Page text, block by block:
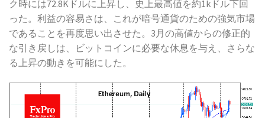
ク時には72.8Kドルに上昇し、史上最高値を約1kドル下回
った。利益の容易さは、これが暗号通貨のための強気市場
であることを再度思い出させた。3月の高値からの修正的
な引き戻しは、ビットコインに必要な休息を与え、さらな
る上昇の動きを可能にした。